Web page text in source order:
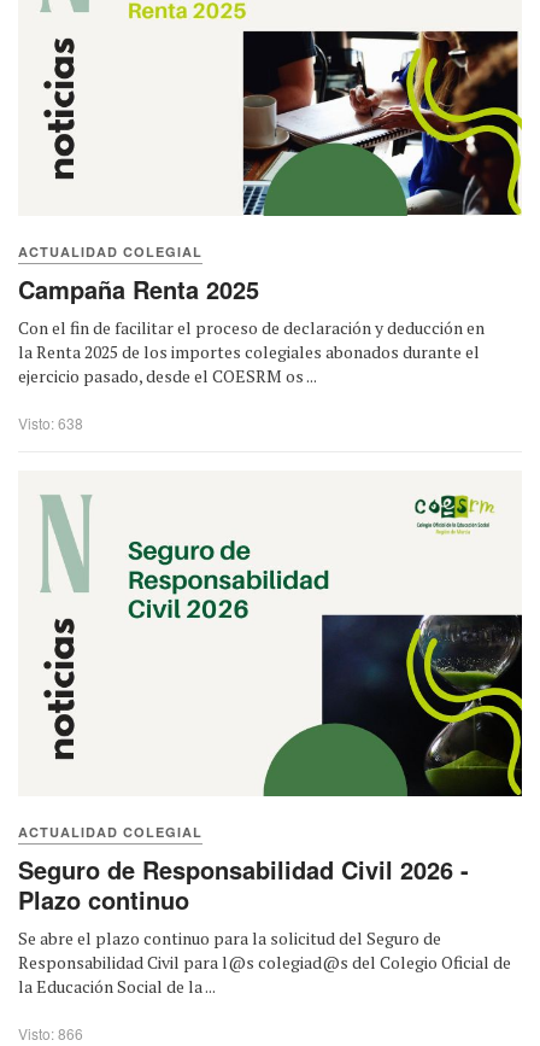
ACTUALIDAD COLEGIAL
Campaña Renta 2025
Con el fin de facilitar el proceso de declaración y deducción en
la Renta 2025 de los importes colegiales abonados durante el
ejercicio pasado, desde el COESRM os ...
Visto: 638
ACTUALIDAD COLEGIAL
Seguro de Responsabilidad Civil 2026 -
Plazo continuo
Se abre el plazo continuo para la solicitud del Seguro de
Responsabilidad Civil para l@s colegiad@s del Colegio Oficial de
la Educación Social de la ...
Visto: 866